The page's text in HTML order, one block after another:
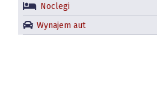
Noclegi
Wynajem aut